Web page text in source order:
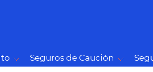
Seguros de Caución